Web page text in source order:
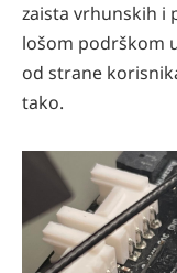
zaista vrhunskih i
lošom podrškom
od strane
tako.